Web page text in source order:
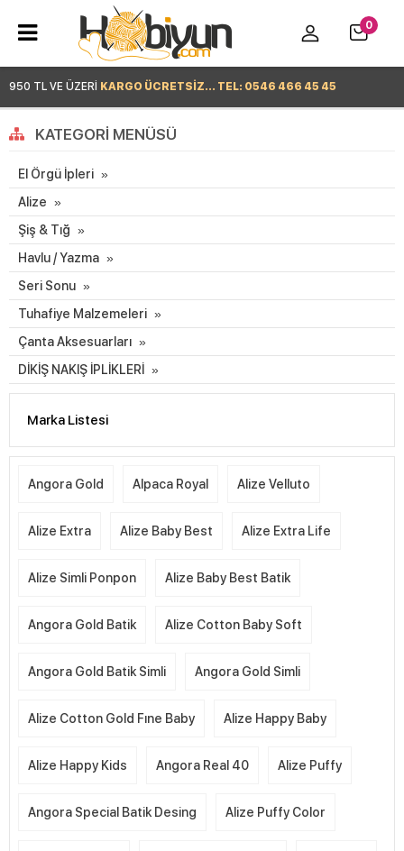
950 TL VE ÜZERİ KARGO ÜCRETSİZ... TEL: 0546 466 45 45
0
KATEGORI MENÜSÜ
El Örgü İpleri
Alize
Şiş & Tığ
Havlu / Yazma
Seri Sonu
Tuhafiye Malzemeleri
Çanta Aksesuarları
DİKİŞ NAKIŞ İPLİKLERİ
Marka Listesi
Angora Gold Alpaca Royal Alize Velluto
Alize Extra Alize Baby Best Alize Extra Life
Alize Simli Ponpon Alize Baby Best Batik
Angora Gold Batik Alize Cotton Baby Soft
Angora Gold Batik Simli Angora Gold Simli
Alize Cotton Gold Fıne Baby Alize Happy Baby
Alize Happy Kids Angora Real 40 Alize Puffy
Angora Special Batik Desing Alize Puffy Color